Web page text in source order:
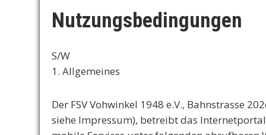
Nutzungsbedingungen
S/W
1. Allgemeines
Der FSV Vohwinkel 1948 e.V., Bahnstrasse
siehe Impressum), betreibt das